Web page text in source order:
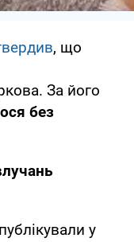
, що
За його
без
у